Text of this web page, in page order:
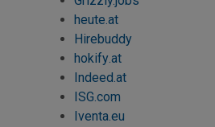
heute.at
Hirebuddy
hokify.at
Indeed.at
ISG.com
Iventa.eu